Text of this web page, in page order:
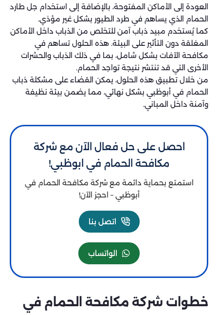
العودة إلى الأماكن المفتوحة، بالإضافة إلى استخدام جل طارد
الحمام الذي يساهم في طرد الطيور بشكل غير مؤذي.
كما يُستخدم مبيد ذباب آمن للتخلص من الذباب داخل الأماكن
المغلقة دون التأثير على البيئة. هذه الحلول تساهم في
مكافحة الآفات بشكل شامل، بما في ذلك الذباب والحشرات
الأخرى التي قد تنتشر نتيجة تواجد الحمام.
من خلال تطبيق هذه الحلول، يمكن القضاء على مشكلة ذباب
الحمام في أبوظبي بشكل نهائي، مما يضمن بيئة نظيفة
وآمنة داخل المباني.
احصل على حل فعال الآن مع شركة
مكافحة الحمام في ابوظبي!
استمتع بحماية دائمة مع شركة مكافحة الحمام في
أبوظبي – احجز الآن!
اتصل بنا
الواتساب
خطوات شركة مكافحة الحمام في